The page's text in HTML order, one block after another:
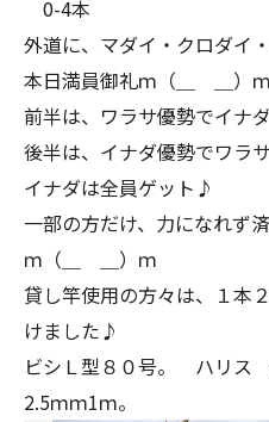
0-4本
外道に、マダイ・クロダイ
本日満員御礼ｍ（＿ ＿）ｍ
前半は、ワラサ優勢でイナ
後半は、イナダ優勢でワラ
イナダは全員ゲット♪
一部の方だけ、力になれず
ｍ（＿ ＿）ｍ
貸し竿使用の方々は、１本
けました♪
ビシＬ型８０号。 ハリス
2.5ｍｍ1ｍ。